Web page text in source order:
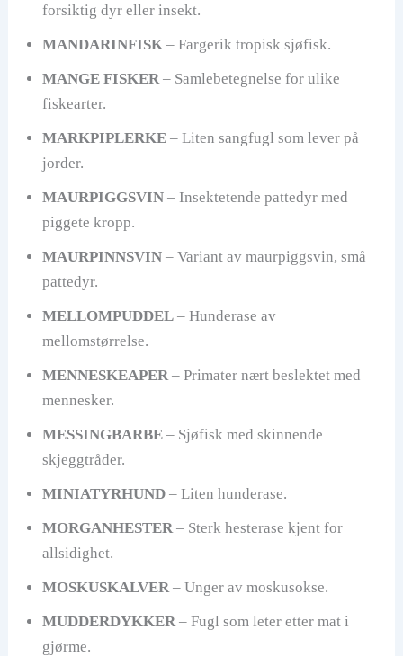
forsiktig dyr eller insekt.
MANDARINFISK– Fargerik tropisk sjøfisk.
MANGE FISKER– Samlebetegnelse for ulike
fiskearter.
MARKPIPLERKE– Liten sangfugl som lever på
jorder.
MAURPIGGSVIN– Insektetende pattedyr med
piggete kropp.
MAURPINNSVIN– Variant av maurpiggsvin, små
pattedyr.
MELLOMPUDDEL– Hunderase av
mellomstørrelse.
MENNESKEAPER– Primater nært beslektet med
mennesker.
MESSINGBARBE– Sjøfisk med skinnende
skjeggtråder.
MINIATYRHUND– Liten hunderase.
MORGANHESTER– Sterk hesterase kjent for
allsidighet.
MOSKUSKALVER– Unger av moskusokse.
MUDDERDYKKER– Fugl som leter etter mat i
gjørme.